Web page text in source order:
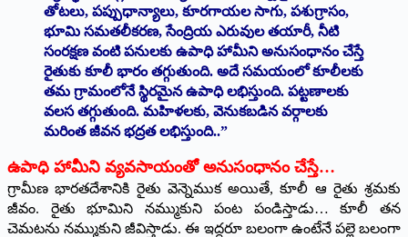
తోటలు, పప్పుధాన్యాలు, కూరగాయల సాగు, పశుగ్రాసం,
భూమి సమతలీకరణ, సేంద్రియ ఎరువుల తయారీ, నీటి
సంరక్షణ వంటి పనులకు ఉపాధి హామీని అనుసంధానం చేస్తే
రైతుకు కూలీ భారం తగ్గుతుంది. అదే సమయంలో కూలీలకు
తమ గ్రామంలోనే స్థిరమైన ఉపాధి లభిస్తుంది. పట్టణాలకు
వలస తగ్గుతుంది. మహిళలకు, వెనుకబడిన వర్గాలకు
మరింత జీవన భద్రత లభిస్తుంది..”
ఉపాధి హామీని వ్యవసాయంతో అనుసంధానం చేస్తే…
గ్రామీణ భారతదేశానికి రైతు వెన్నెముక అయితే, కూలీ ఆ రైతు శ్రమకు
జీవం. రైతు భూమిని నమ్ముకుని పంట పండిస్తాడు… కూలీ తన
చెమటను నమ్ముకుని జీవిస్తాడు. ఈ ఇద్దరూ బలంగా ఉంటేనే పల్లె బలంగా